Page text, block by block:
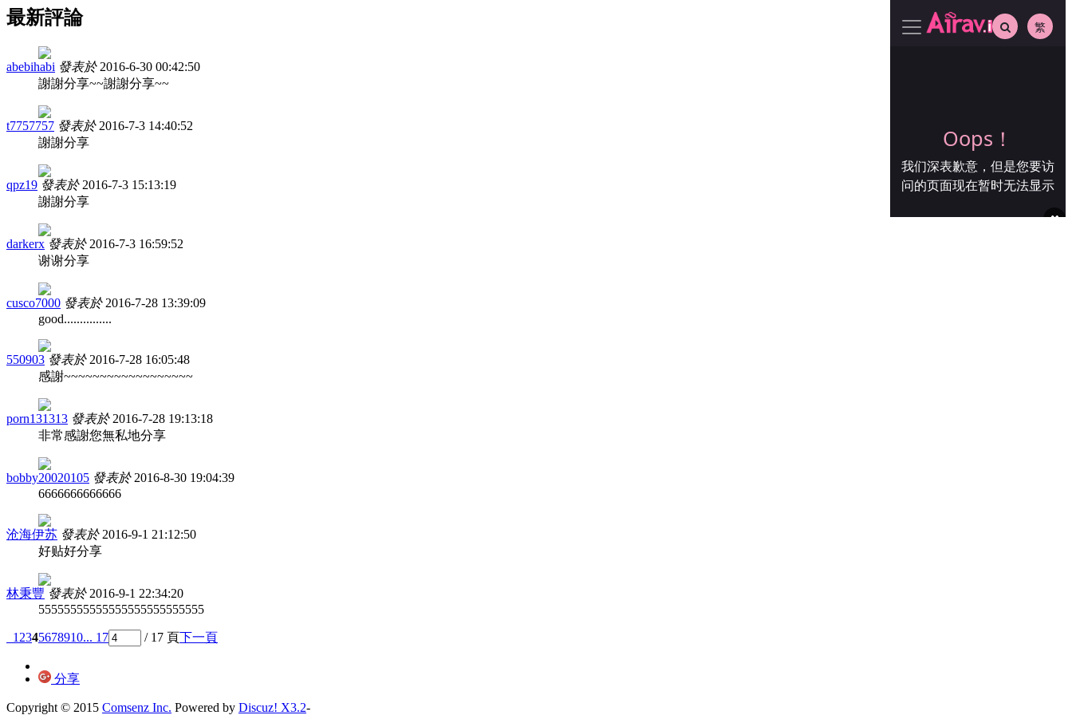
最新評論
abebihabi 發表於 2016-6-30 00:42:50
謝謝分享~~謝謝分享~~
t7757757 發表於 2016-7-3 14:40:52
謝謝分享
qpz19 發表於 2016-7-3 15:13:19
謝謝分享
darkerx 發表於 2016-7-3 16:59:52
谢谢分享
cusco7000 發表於 2016-7-28 13:39:09
good...............
550903 發表於 2016-7-28 16:05:48
感謝~~~~~~~~~~~~~~~~~~
porn131313 發表於 2016-7-28 19:13:18
非常感謝您無私地分享
bobby20020105 發表於 2016-8-30 19:04:39
6666666666666
沧海伊苏 發表於 2016-9-1 21:12:50
好贴好分享
林秉豐 發表於 2016-9-1 22:34:20
55555555555555555555555555
1 2345678910... 17 / 17 頁下一頁
分享
Copyright © 2015 Comsenz Inc. Powered by Discuz! X3.2-